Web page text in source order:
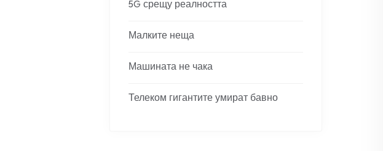
5G срещу реалността
Малките неща
Машината не чака
Телеком гигантите умират бавно